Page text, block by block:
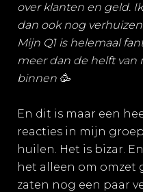
over klanten en geld.
dan ook nog
Mijn Q1 is helemaal
meer dan de helft van
binnen 🥳
En dit is maar een
reacties in mijn
huilen. Het is bizar.
het alleen om omzet
zaten nog een paar